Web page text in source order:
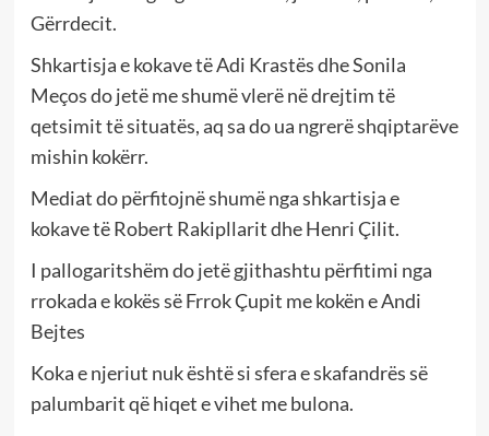
Gërrdecit.
Shkartisja e kokave të Adi Krastës dhe Sonila
Meços do jetë me shumë vlerë në drejtim të
qetsimit të situatës, aq sa do ua ngrerë shqiptarëve
mishin kokërr.
Mediat do përfitojnë shumë nga shkartisja e
kokave të Robert Rakipllarit dhe Henri Çilit.
I pallogaritshëm do jetë gjithashtu përfitimi nga
rrokada e kokës së Frrok Çupit me kokën e Andi
Bejtes
Koka e njeriut nuk është si sfera e skafandrës së
palumbarit që hiqet e vihet me bulona.